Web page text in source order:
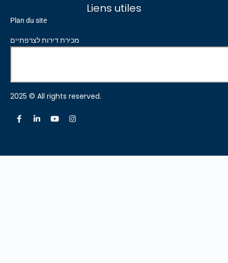
Liens utiles
Plan du site
מכירת דירות לצרפתיים
2025 © All rights reserved.